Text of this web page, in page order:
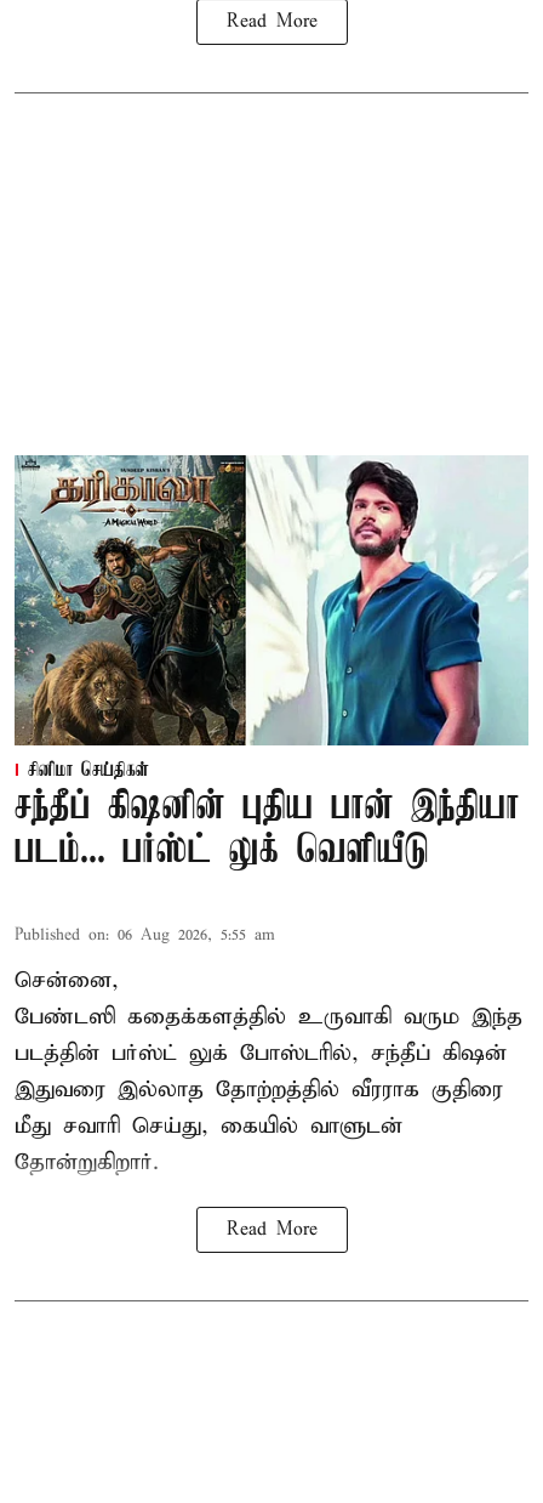
Read More
சினிமா செய்திகள்
சந்தீப் கிஷனின் புதிய பான் இந்தியா
படம்... பர்ஸ்ட் லுக் வெளியீடு
Published on: 06 Aug 2026, 5:55 am
சென்னை,
பேண்டஸி கதைக்களத்தில் உருவாகி வரும இந்த
படத்தின் பர்ஸ்ட் லுக் போஸ்டரில், சந்தீப் கிஷன்
இதுவரை இல்லாத தோற்றத்தில் வீரராக குதிரை
மீது சவாரி செய்து, கையில் வாளுடன்
தோன்றுகிறார்.
Read More